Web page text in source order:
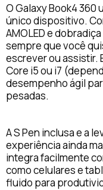
O Galaxy Book4
único dispositivo.
AMOLED e
sempre que você
escrever ou assistir.
Core i5 ou i7
desempenho ágil
pesadas.
A S Pen inclusa e a
experiência ainda
integra facilmente
como celulares e
fluido para